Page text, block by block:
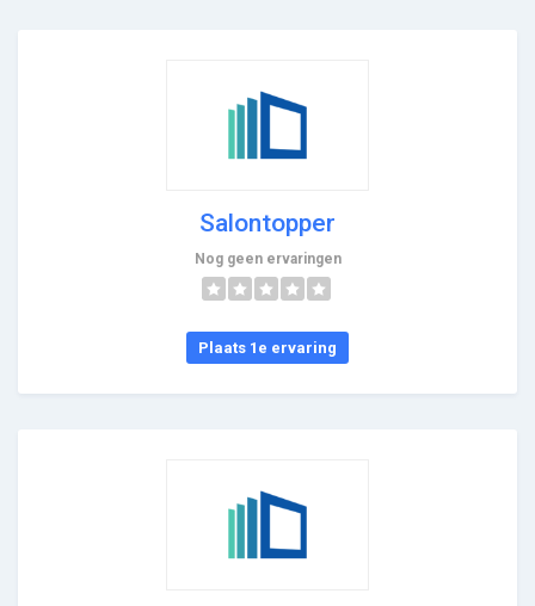
Salontopper
Nog geen ervaringen
Plaats 1e ervaring